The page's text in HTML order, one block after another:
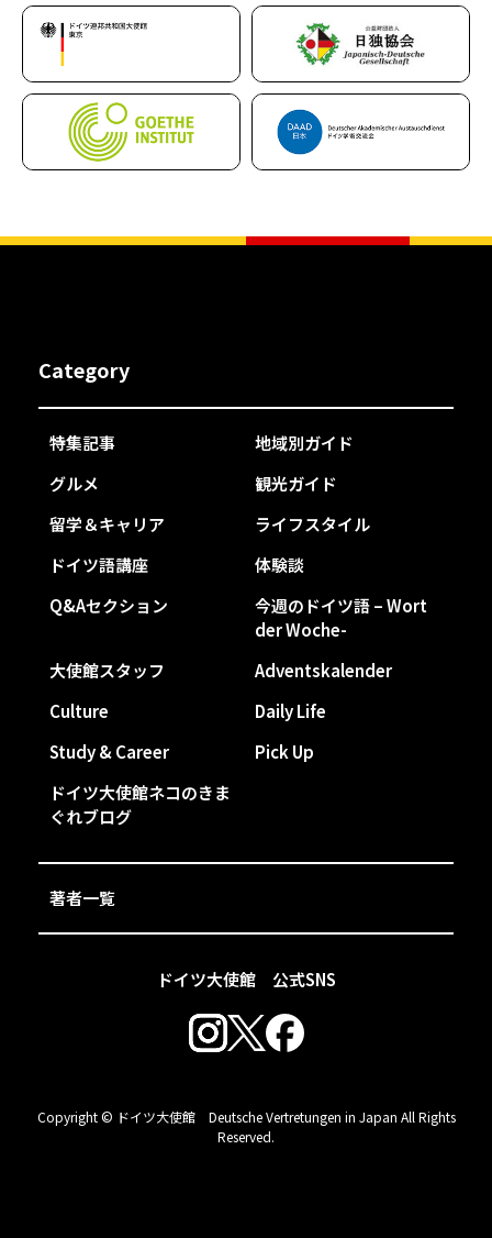
ドイツ大使館 公式SNS
Category
特集記事
地域別ガイド
グルメ
観光ガイド
留学＆キャリア
ライフスタイル
ドイツ語講座
体験談
Q&Aセクション
今週のドイツ語 – Wort
der Woche-
大使館スタッフ
Adventskalender
Culture
Daily Life
Study & Career
Pick Up
ドイツ大使館ネコのきま
ぐれブログ
著者一覧
Copyright © ドイツ大使館 Deutsche Vertretungen in Japan All Rights
Reserved.